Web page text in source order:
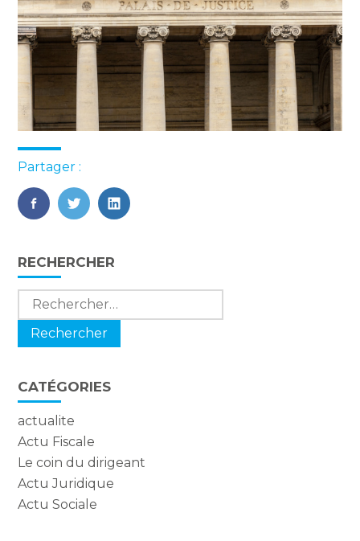
Partager :
FaceBook
TwitterLinkedIn
Blog
sidebar
RECHERCHER
Rechercher :
CATÉGORIES
actualite
Actu Fiscale
Le coin du dirigeant
Actu Juridique
Actu Sociale